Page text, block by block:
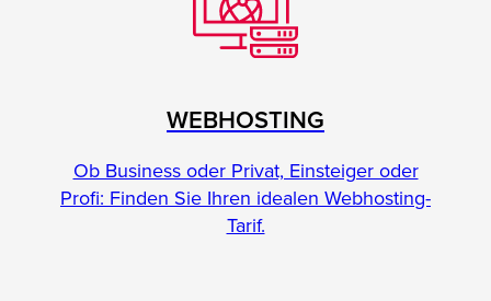
WEBHOSTING
Ob Business oder Privat, Einsteiger oder
Profi: Finden Sie Ihren idealen Webhosting-
Tarif.